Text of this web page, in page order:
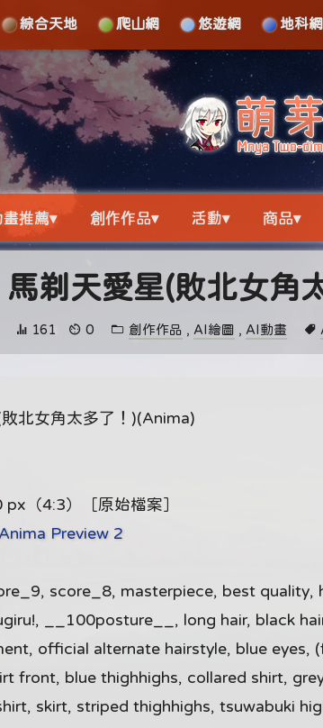
綜合天地 爬山網 悠遊網 地科網
覽
畫推薦▾ 創作作品▾ 活動▾ 商品▾
馬剃天愛星(敗北女角
161 0 創作作品 , AI繪圖 , AI動畫
北女角太多了！)(Anima)
（4:3）［原始檔案］
Anima Preview 2
score_8, masterpiece, best quality,
__100posture__, long hair, black
official alternate hairstyle, blue eyes,
front, blue thighhighs, collared shirt,
skirt, striped thighhighs, tsuwabuki